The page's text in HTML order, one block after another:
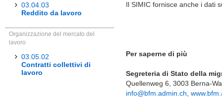
03.04.03
Reddito da lavoro
Organizzazione del mercato del
lavoro
03.05.02
Contratti collettivi di
lavoro
Il SIMIC fornisce anche i dati
Per saperne di più
Segreteria di Stato della
Quellenweg 6, 3003 Berna-
info@bfm.admin.ch